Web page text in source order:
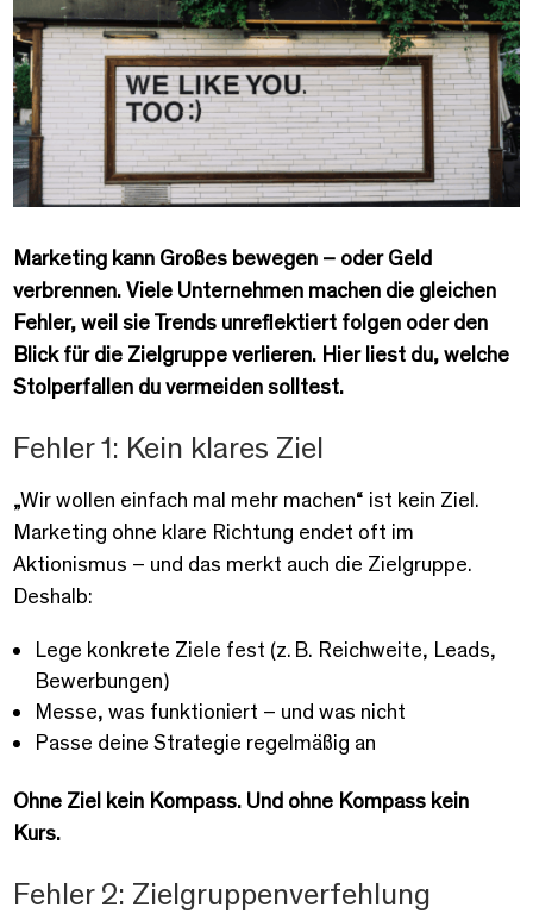
Marketing kann Großes bewegen – oder Geld
verbrennen. Viele Unternehmen machen die gleichen
Fehler, weil sie Trends unreflektiert folgen oder den
Blick für die Zielgruppe verlieren. Hier liest du, welche
Stolperfallen du vermeiden solltest.
Fehler 1: Kein klares Ziel
„Wir wollen einfach mal mehr machen“ ist kein Ziel.
Marketing ohne klare Richtung endet oft im
Aktionismus – und das merkt auch die Zielgruppe.
Deshalb:
Lege konkrete Ziele fest (z. B. Reichweite, Leads,
Bewerbungen)
Messe, was funktioniert – und was nicht
Passe deine Strategie regelmäßig an
Ohne Ziel kein Kompass. Und ohne Kompass kein
Kurs.
Fehler 2: Zielgruppenverfehlung